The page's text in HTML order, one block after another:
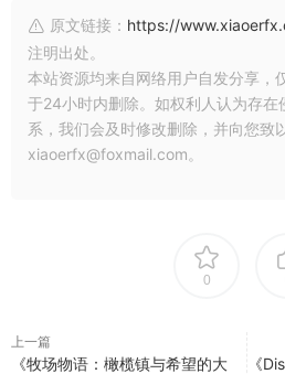
原文链接： https://
注明出处。
本站资源均来自网络用户自发分享，
于24小时内删除。如权利人认为存在
系，我们会及时修改删除，并向您致
xiaoerfx@foxmail.com。
0
上一篇
《牧场物语：橄榄镇与希望的大
《